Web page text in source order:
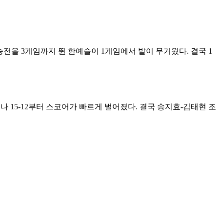
을 3게임까지 뛴 한예슬이 1게임에서 발이 무거웠다. 결국 1
15-12부터 스코어가 빠르게 벌어졌다. 결국 송지효-김태현 조